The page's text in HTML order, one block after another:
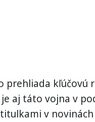
prehliada kľúčovú
aj táto vojna v
v